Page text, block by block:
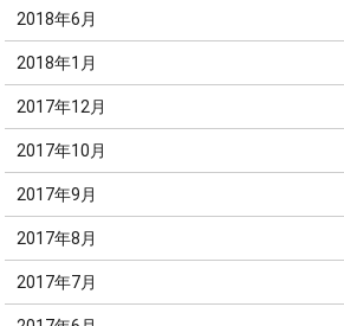
2018年6月
2018年1月
2017年12月
2017年10月
2017年9月
2017年8月
2017年7月